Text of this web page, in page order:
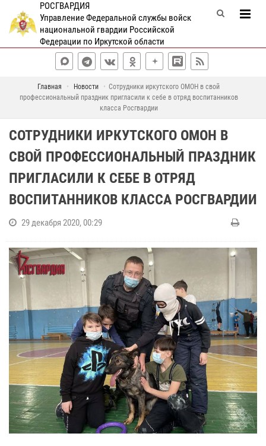
РОСГВАРДИЯ
Управление Федеральной службы войск
национальной гвардии Российской
Федерации по Иркутской области
Главная Новости
Сотрудники иркутского ОМОН в свой
профессиональный праздник пригласили к себе в отряд воспитанников
класса Росгвардии
СОТРУДНИКИ ИРКУТСКОГО ОМОН В
СВОЙ ПРОФЕССИОНАЛЬНЫЙ ПРАЗДНИК
ПРИГЛАСИЛИ К СЕБЕ В ОТРЯД
ВОСПИТАННИКОВ КЛАССА РОСГВАРДИИ
29 декабря 2020, 00:29